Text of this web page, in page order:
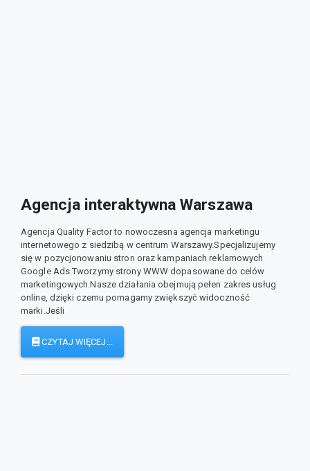
Agencja interaktywna Warszawa
Agencja Quality Factor to nowoczesna agencja marketingu
internetowego z siedzibą w centrum Warszawy.Specjalizujemy
się w pozycjonowaniu stron oraz kampaniach reklamowych
Google Ads.Tworzymy strony WWW dopasowane do celów
marketingowych.Nasze działania obejmują pełen zakres usług
online, dzięki czemu pomagamy zwiększyć widoczność
marki.Jeśli
CZYTAJ WIĘCEJ...